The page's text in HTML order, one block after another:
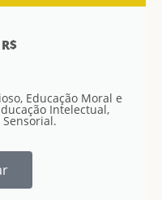
R$
Educação Moral e
Intelectual,
Sensorial.